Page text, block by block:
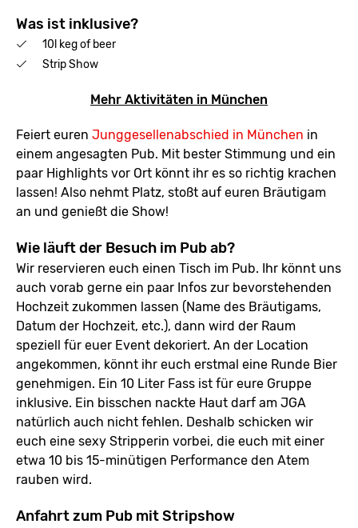
Was ist inklusive?
10l keg of beer
Strip Show
Mehr Aktivitäten in München
Feiert euren Junggesellenabschied in München in
einem angesagten Pub. Mit bester Stimmung und ein
paar Highlights vor Ort könnt ihr es so richtig krachen
lassen! Also nehmt Platz, stoßt auf euren Bräutigam
an und genießt die Show!
Wie läuft der Besuch im Pub ab?
Wir reservieren euch einen Tisch im Pub. Ihr könnt uns
auch vorab gerne ein paar Infos zur bevorstehenden
Hochzeit zukommen lassen (Name des Bräutigams,
Datum der Hochzeit, etc.), dann wird der Raum
speziell für euer Event dekoriert. An der Location
angekommen, könnt ihr euch erstmal eine Runde Bier
genehmigen. Ein 10 Liter Fass ist für eure Gruppe
inklusive. Ein bisschen nackte Haut darf am JGA
natürlich auch nicht fehlen. Deshalb schicken wir
euch eine sexy Stripperin vorbei, die euch mit einer
etwa 10 bis 15-minütigen Performance den Atem
rauben wird.
Anfahrt zum Pub mit Stripshow